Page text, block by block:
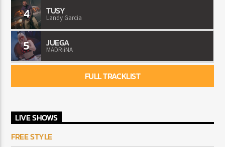
4 TUSY
Landy Garcia
5 JUEGA
MADRiiNA
FULL TRACKLIST
LIVE SHOWS
FREE STYLE